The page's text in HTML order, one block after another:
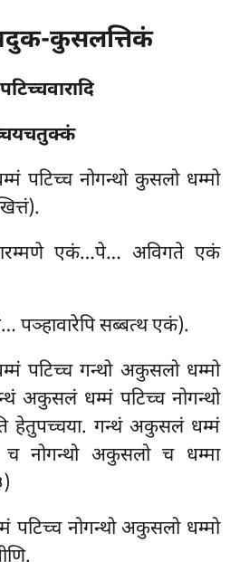
कुसलत्तिकं
पटिच्च नोगन्थो कुसलो धम्मो
एकं…पे… अविगते एकं
पञ्हावारेपि सब्बत्थ एकं).
पटिच्च गन्थो अकुसलो धम्मो
अकुसलं धम्मं पटिच्च नोगन्थो
हेतुपच्चया. गन्थं अकुसलं धम्मं
नोगन्थो अकुसलो च धम्मा
नोगन्थो अकुसलो धम्मो